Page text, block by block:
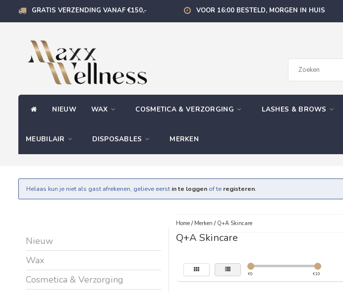
GRATIS VERZENDING VANAF €150,- VOOR 16:00 BESTELD, MORGEN IN HUIS
NIEUW WAX COSMETICA & VERZORGING LASHES & BROWS
MEUBILAIR DISPOSABLES MERKEN
Helaas kun je niet als gast afrekenen, gelieve eerst in te loggen of te registeren.
Nieuw
Wax
Cosmetica & Verzorging
Home/ Merken / Q+A Skincare
Q+A Skincare
€0 €10